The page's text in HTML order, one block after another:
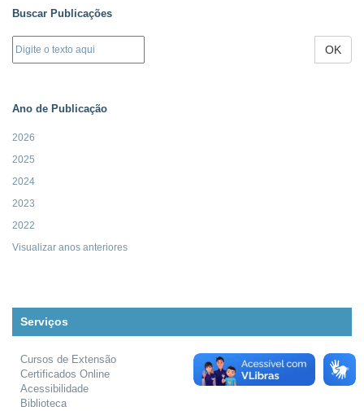
Buscar Publicações
OK
Ano de Publicação
2026
2025
2024
2023
2022
Visualizar anos anteriores
Serviços
Cursos de Extensão
Certificados Online
Acessibilidade
Biblioteca